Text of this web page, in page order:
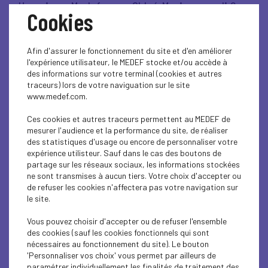
Un soir au Medef, avec Chloé Morin - mardi 9
décembre 2025
Lire l'article
VIE DU MEDEF
Penser l'entreprise de demain - mardi 25
novembre 2025
Lire l'article
ÉCONOMIE
Cookies
Afin d'assurer le fonctionnement du site et d'en améliorer
l'expérience utilisateur, le MEDEF stocke et/ou accède à
des informations sur votre terminal (cookies et autres
traceurs) lors de votre naviguation sur le site
www.medef.com.
Ces cookies et autres traceurs permettent au MEDEF de
mesurer l'audience et la performance du site, de réaliser
des statistiques d'usage ou encore de personnaliser votre
expérience utilisteur. Sauf dans le cas des boutons de
partage sur les réseaux sociaux, les informations stockées
ne sont transmises à aucun tiers. Votre choix d'accepter ou
de refuser les cookies n'affectera pas votre navigation sur
le site.
Vous pouvez choisir d'accepter ou de refuser l'ensemble
des cookies (sauf les cookies fonctionnels qui sont
nécessaires au fonctionnement du site). Le bouton
'Personnaliser vos choix' vous permet par ailleurs de